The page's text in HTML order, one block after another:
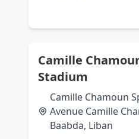
Camille
Stadium
Camille Chamoun
Avenue Camille
Baabda, Liban